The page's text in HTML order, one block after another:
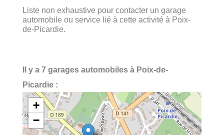
Liste non exhaustive pour contacter un garage
automobile ou service lié à cette activité à Poix-
de-Picardie.
Il y a 7 garages automobiles à Poix-de-
Picardie :
+
−